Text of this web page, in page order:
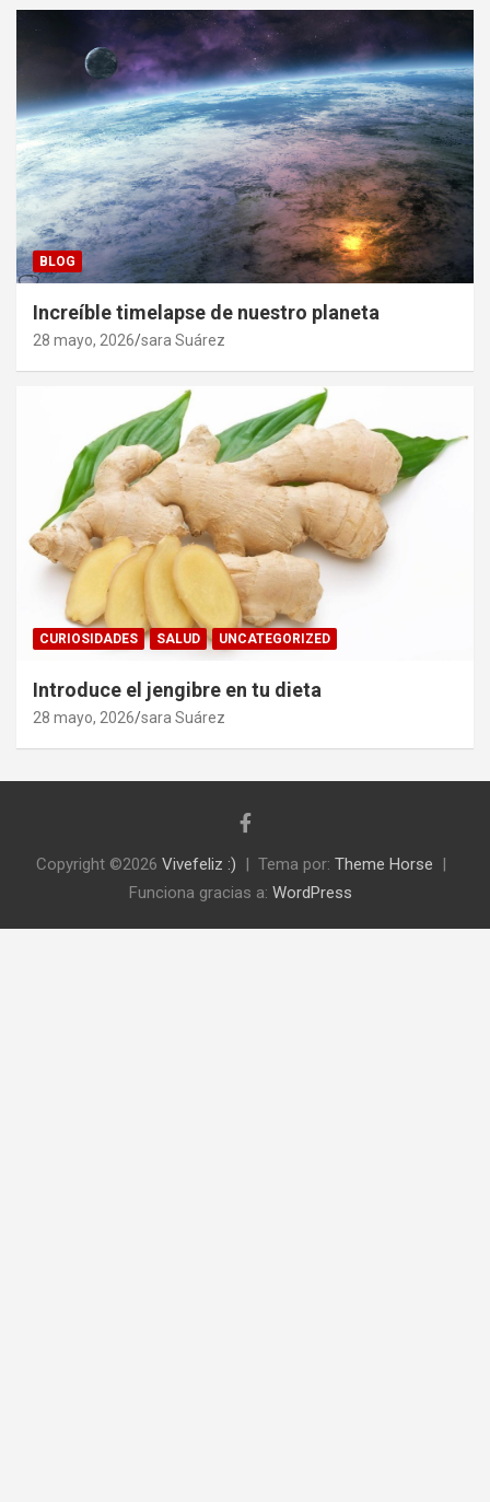
BLOG
Increíble timelapse de nuestro planeta
28 mayo, 2026 sara Suárez
CURIOSIDADES SALUD UNCATEGORIZED
Introduce el jengibre en tu dieta
28 mayo, 2026 sara Suárez
Copyright ©2026 Vivefeliz :) Tema por: Theme Horse
Funciona gracias a: WordPress